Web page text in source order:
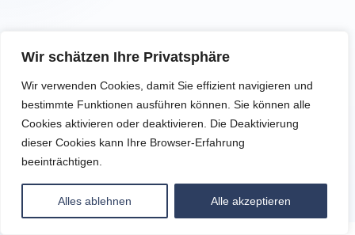
Wir schätzen Ihre Privatsphäre
Wir verwenden Cookies, damit Sie effizient navigieren und
bestimmte Funktionen ausführen können. Sie können alle
Cookies aktivieren oder deaktivieren. Die Deaktivierung
dieser Cookies kann Ihre Browser-Erfahrung
beeinträchtigen.
Alles ablehnen Alle akzeptieren